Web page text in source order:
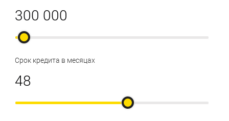
Срок кредита в месяцах